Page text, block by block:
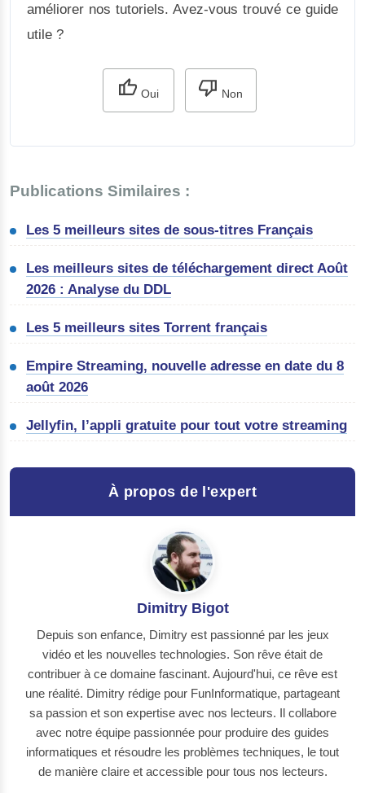
améliorer nos tutoriels. Avez-vous trouvé ce guide
utile ?
Oui Non
Publications Similaires :
Les 5 meilleurs sites de sous-titres Français
Les meilleurs sites de téléchargement direct Août
2026 : Analyse du DDL
Les 5 meilleurs sites Torrent français
Empire Streaming, nouvelle adresse en date du 8
août 2026
Jellyfin, l’appli gratuite pour tout votre streaming
À propos de l'expert
Dimitry Bigot
Depuis son enfance, Dimitry est passionné par les jeux
vidéo et les nouvelles technologies. Son rêve était de
contribuer à ce domaine fascinant. Aujourd'hui, ce rêve est
une réalité. Dimitry rédige pour FunInformatique, partageant
sa passion et son expertise avec nos lecteurs. Il collabore
avec notre équipe passionnée pour produire des guides
informatiques et résoudre les problèmes techniques, le tout
de manière claire et accessible pour tous nos lecteurs.